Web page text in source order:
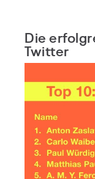
Die
Twitter